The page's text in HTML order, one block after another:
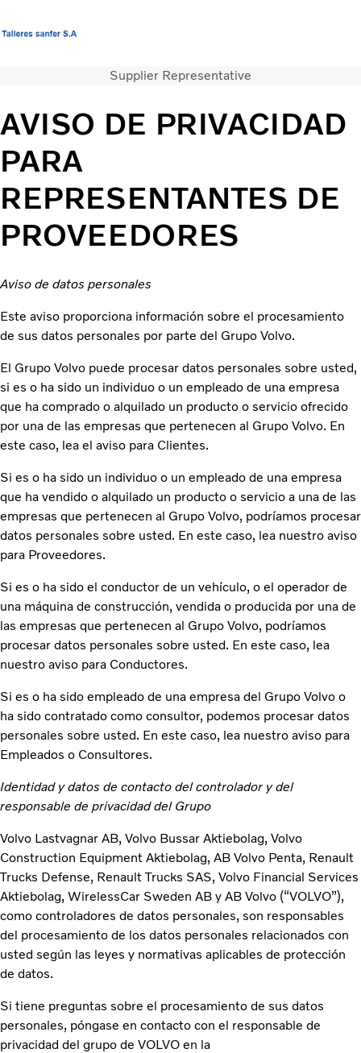
Camiones usados
Noticias
Contacte con nosotros
Acerca de nosotros
Supplier Representative
AVISO DE PRIVACIDAD
PARA
REPRESENTANTES DE
PROVEEDORES
Aviso de datos personales
Este aviso proporciona información sobre el procesamiento
de sus datos personales por parte del Grupo Volvo.
El Grupo Volvo puede procesar datos personales sobre usted,
si es o ha sido un individuo o un empleado de una empresa
que ha comprado o alquilado un producto o servicio ofrecido
por una de las empresas que pertenecen al Grupo Volvo. En
este caso, lea el aviso para Clientes.
Si es o ha sido un individuo o un empleado de una empresa
que ha vendido o alquilado un producto o servicio a una de las
empresas que pertenecen al Grupo Volvo, podríamos procesar
datos personales sobre usted. En este caso, lea nuestro aviso
para Proveedores.
Si es o ha sido el conductor de un vehículo, o el operador de
una máquina de construcción, vendida o producida por una de
las empresas que pertenecen al Grupo Volvo, podríamos
procesar datos personales sobre usted. En este caso, lea
nuestro aviso para Conductores.
Si es o ha sido empleado de una empresa del Grupo Volvo o
ha sido contratado como consultor, podemos procesar datos
personales sobre usted. En este caso, lea nuestro aviso para
Empleados o Consultores.
Identidad y datos de contacto del controlador y del
responsable de privacidad del Grupo
Volvo Lastvagnar AB, Volvo Bussar Aktiebolag, Volvo
Construction Equipment Aktiebolag, AB Volvo Penta, Renault
Trucks Defense, Renault Trucks SAS, Volvo Financial Services
Aktiebolag, WirelessCar Sweden AB y AB Volvo (“VOLVO”),
como controladores de datos personales, son responsables
del procesamiento de los datos personales relacionados con
usted según las leyes y normativas aplicables de protección
de datos.
Si tiene preguntas sobre el procesamiento de sus datos
personales, póngase en contacto con el responsable de
privacidad del grupo de VOLVO en la